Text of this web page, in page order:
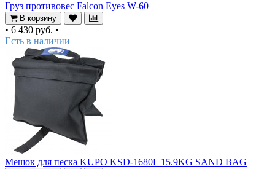
Груз противовес Falcon Eyes W-60
В корзину
• 6 430 руб. •
Есть в наличии
Мешок для песка KUPO KSD-1680L 15.9KG SAND BAG